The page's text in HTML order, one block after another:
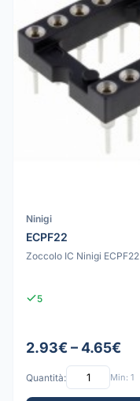
Ninigi
ECPF22
Zoccolo IC Ninigi ECPF22
5
2.93€ – 4.65€
Quantità: Min: 1